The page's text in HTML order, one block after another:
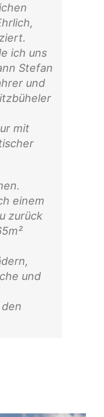
ich uns
Stefan
und
mit
einem
zurück
und